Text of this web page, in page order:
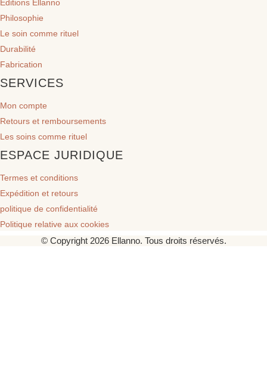
Éditions Ellanno
Philosophie
Le soin comme rituel
Durabilité
Fabrication
SERVICES
Mon compte
Retours et remboursements
Les soins comme rituel
ESPACE JURIDIQUE
Termes et conditions
Expédition et retours
politique de confidentialité
Politique relative aux cookies
© Copyright 2026 Ellanno. Tous droits réservés.